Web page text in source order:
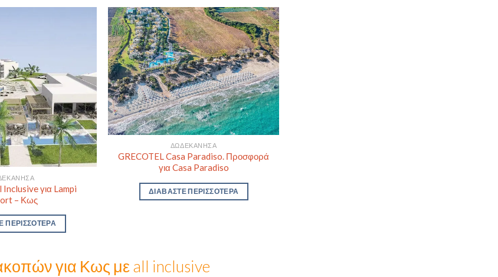
για Lampi
– Κως
ΠΕΡΙΣΣΌΤΕΡΑ
ΔΩΔΕΚΆΝΗΣΑ
GRECOTEL Casa Paradiso. Προσφορά
για Casa Paradiso
ΔΙΑΒΆΣΤΕ ΠΕΡΙΣΣΌΤΕΡΑ
για Κως με all inclusive